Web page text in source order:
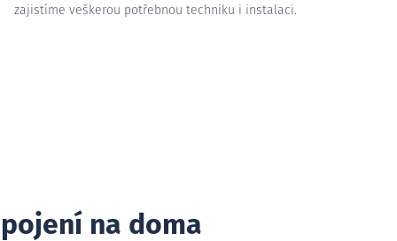
zajistíme veškerou potřebnou techniku i instalaci.
na doma